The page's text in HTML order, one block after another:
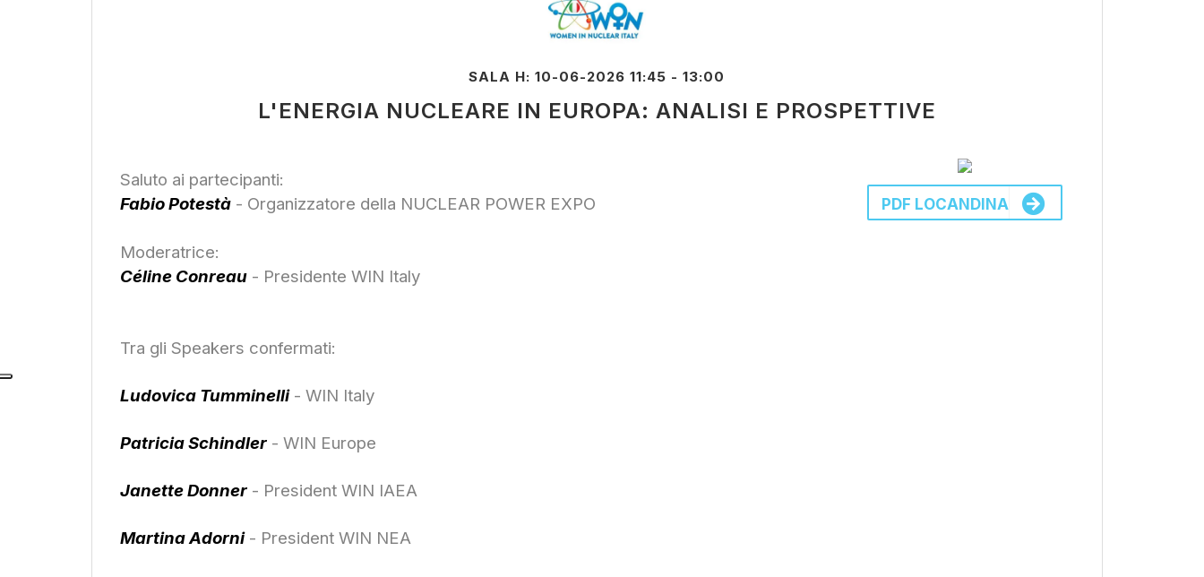
SALA H: 10-06-2026 11:45 - 13:00
L'ENERGIA NUCLEARE IN EUROPA: ANALISI E PROSPETTIVE
Saluto ai partecipanti:
Fabio Potestà - Organizzatore della NUCLEAR POWER EXPO
Moderatrice:
Céline Conreau - Presidente WIN Italy
Tra gli Speakers confermati:
Ludovica Tumminelli- WIN Italy
Patricia Schindler - WIN Europe
Janette Donner - President WIN IAEA
Martina Adorni - President WIN NEA
PDF LOCANDINA